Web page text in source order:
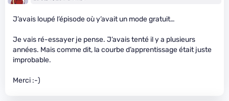
J’avais loupé l’épisode où y’avait un mode gratuit…
Je vais ré-essayer je pense. J’avais tenté il y a plusieurs
années. Mais comme dit, la courbe d’apprentissage était juste
improbable.
Merci :-)